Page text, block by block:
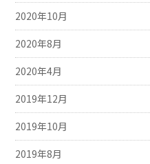
2020年10月
2020年8月
2020年4月
2019年12月
2019年10月
2019年8月